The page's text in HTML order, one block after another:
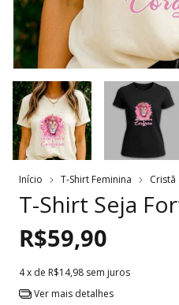
Início T-Shirt Feminina Cristã
T-Shirt Seja
R$59,90
4x de R$14,98 sem juros
Ver mais detalhes